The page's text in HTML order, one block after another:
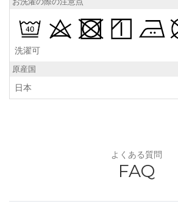
洗濯可
原産国
日本
よくある質問
FAQ